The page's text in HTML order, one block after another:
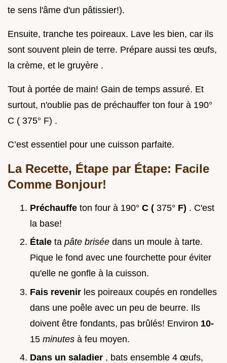
te sens l'âme d'un pâtissier!).
Ensuite, tranche tes poireaux. Lave les bien, car ils
sont souvent plein de terre. Prépare aussi tes œufs,
la crème, et le gruyère .
Tout à portée de main! Gain de temps assuré. Et
surtout, n'oublie pas de préchauffer ton four à 190°
C ( 375° F) .
C’est essentiel pour une cuisson parfaite.
La Recette, Étape par Étape: Facile
Comme Bonjour!
Préchauffe ton four à 190° C ( 375° F) . C'est
la base!
Étale ta pâte brisée dans un moule à tarte.
Pique le fond avec une fourchette pour éviter
qu'elle ne gonfle à la cuisson.
Fais revenir les poireaux coupés en rondelles
dans une poêle avec un peu de beurre. Ils
doivent être fondants, pas brûlés! Environ 10-
15 minutes à feu moyen.
Dans un saladier , bats ensemble 4 œufs,